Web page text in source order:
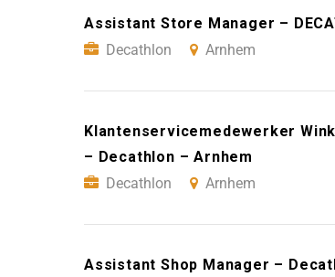
Assistant Store Manager –
Decathlon
Arnhem
Klantenservicemedewerker
– Decathlon – Arnhem
Decathlon
Arnhem
Assistant Shop Manager –